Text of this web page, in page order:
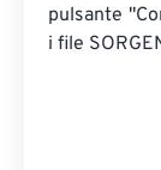
pulsante
i file